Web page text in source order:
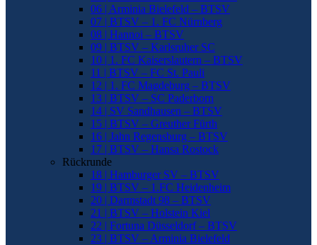
06 | Arminia Bielefeld – BTSV
07 | BTSV – 1. FC Nürnberg
08 | Hannoi – BTSV
09 | BTSV – Karlsruher SC
10 | 1. FC Kaiserslautern – BTSV
11 | BTSV – FC St. Pauli
12 | 1. FC Magdeburg – BTSV
13 | BTSV – SC Paderborn
14 | SV Sandhausen – BTSV
15 | BTSV – Greuther Fürth
16 | Jahn Regensburg – BTSV
17 | BTSV – Hansa Rostock
Rückrunde
18 | Hamburger SV – BTSV
19 | BTSV – 1.FC Heidenheim
20 | Darmstadt 98 – BTSV
21 | BTSV – Holstein Kiel
22 | Fortuna Düsseldorf – BTSV
23 | BTSV – Arminia Bielefeld